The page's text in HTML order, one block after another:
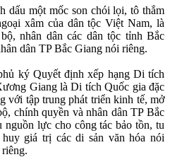
dấu một mốc son chói lọi, tô thắm
xâm của dân tộc Việt Nam, là
nhân dân các dân tộc tỉnh Bắc
dân TP Bắc Giang nói riêng.
ký Quyết định xếp hạng Di tích
Giang là Di tích Quốc gia đặc
với tập trung phát triển kinh tế, mở
chính quyền và nhân dân TP Bắc
nguồn lực cho công tác bảo tồn, tu
giá trị các di sản văn hóa nói